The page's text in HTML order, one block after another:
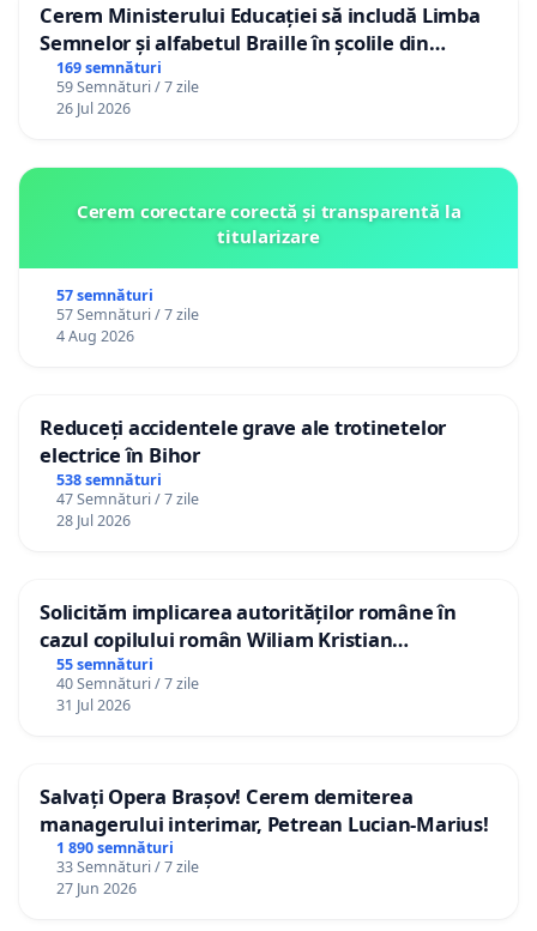
Cerem Ministerului Educației să includă Limba
Semnelor și alfabetul Braille în școlile din
Republica Moldova!
169 semnături
59 Semnături / 7 zile
26 Jul 2026
Cerem corectare corectă și transparentă la
titularizare
57 semnături
57 Semnături / 7 zile
4 Aug 2026
Reduceți accidentele grave ale trotinetelor
electrice în Bihor
538 semnături
47 Semnături / 7 zile
28 Jul 2026
Solicităm implicarea autorităților române în
cazul copilului român Wiliam Kristian
Gheorghe, aflat în plasament în Danemarca de
12 ani
55 semnături
40 Semnături / 7 zile
31 Jul 2026
Salvați Opera Brașov! Cerem demiterea
managerului interimar, Petrean Lucian-Marius!
1 890 semnături
33 Semnături / 7 zile
27 Jun 2026